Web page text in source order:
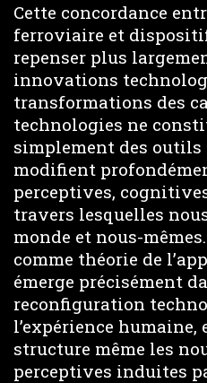
Cette concordance
ferroviaire et
repenser plus
innovations
transformations des
technologies ne
simplement des outils
modifient
perceptives,
travers lesquelles
monde et nous-
comme théorie de
émerge précisément
reconfiguration
l’expérience
structure même les
perceptives induites